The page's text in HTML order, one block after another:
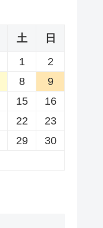
土
日
1
2
8
9
15
16
22
23
29
30